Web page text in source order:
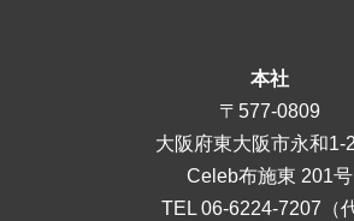
本社
〒577-0809
大阪府東大阪市永和1-
Celeb布施東 201号
TEL 06-6224-7207 （